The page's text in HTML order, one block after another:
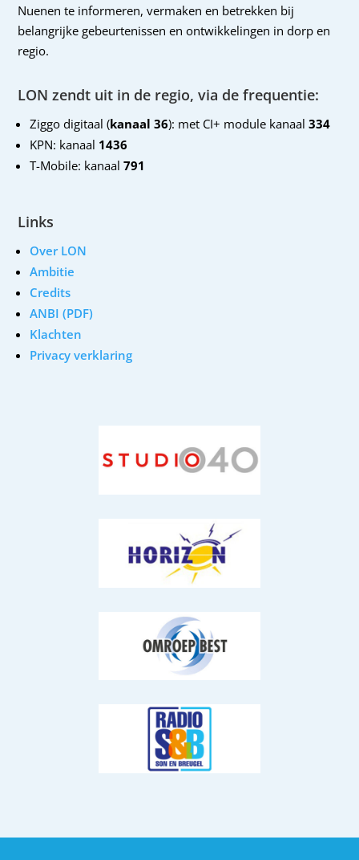
Nuenen te informeren, vermaken en betrekken bij
belangrijke gebeurtenissen en ontwikkelingen in dorp en
regio.
LON zendt uit in de regio, via de frequentie:
Ziggo digitaal (kanaal 36): met CI+ module kanaal 334
KPN: kanaal 1436
T-Mobile: kanaal791
Links
Over LON
Ambitie
Credits
ANBI (PDF)
Klachten
Privacy verklaring